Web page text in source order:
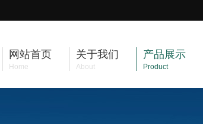
网站首页
Home
关于我们
About
产品展示
Product